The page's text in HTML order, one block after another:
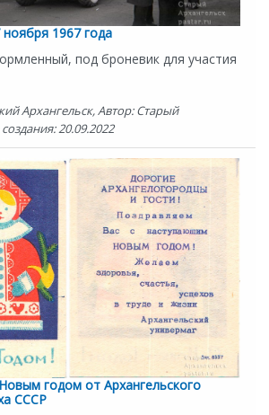
1967 года
под броневик для участия
Архангельск, Автор: Старый
20.09.2022
годом от Архангельского
СССР